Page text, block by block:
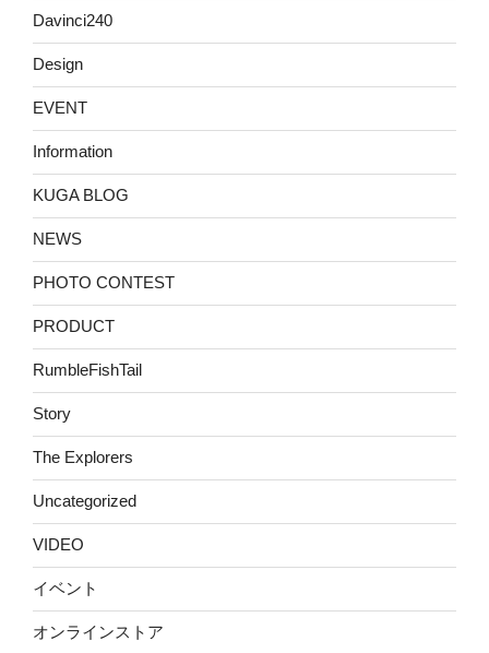
Davinci240
Design
EVENT
Information
KUGA BLOG
NEWS
PHOTO CONTEST
PRODUCT
RumbleFishTail
Story
The Explorers
Uncategorized
VIDEO
イベント
オンラインストア